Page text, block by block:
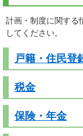
計画・制度に関する
してください。
戸籍・住民登
税金
保険・年金